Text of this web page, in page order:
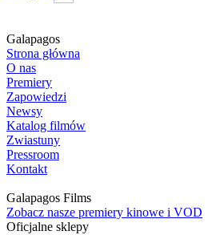
Galapagos
Strona główna
O nas
Premiery
Zapowiedzi
Newsy
Katalog filmów
Zwiastuny
Pressroom
Kontakt
Galapagos Films
Zobacz nasze premiery kinowe i VOD
Oficjalne sklepy